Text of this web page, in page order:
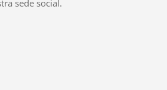
sede social.